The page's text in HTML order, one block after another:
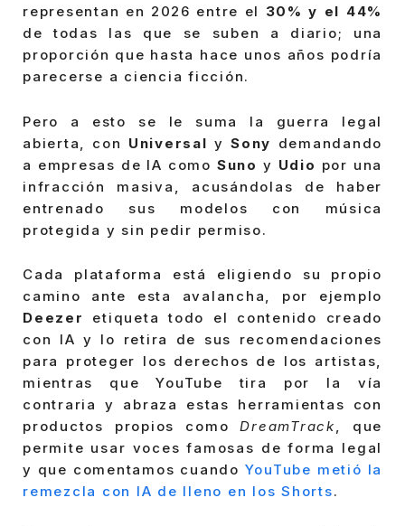
representan en 2026 entre el 30% y el 44%
de todas las que se suben a diario; una
proporción que hasta hace unos años podría
parecerse a ciencia ficción.
Pero a esto se le suma la guerra legal
abierta, con Universal ySony demandando
a empresas de IA como Suno y Udio por una
infracción masiva, acusándolas de haber
entrenado sus modelos con música
protegida y sin pedir permiso.
Cada plataforma está eligiendo su propio
camino ante esta avalancha, por ejemplo
Deezer etiqueta todo el contenido creado
con IA y lo retira de sus recomendaciones
para proteger los derechos de los artistas,
mientras que YouTube tira por la vía
contraria y abraza estas herramientas con
productos propios comoDreamTrack, que
permite usar voces famosas de forma legal
y que comentamos cuando YouTube metió la
remezcla con IA de lleno en los Shorts.